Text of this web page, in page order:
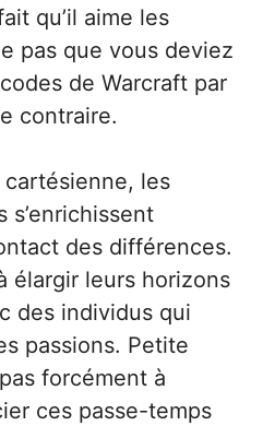
qu’il aime les
pas que vous deviez
de Warcraft par
contraire.
les
s’enrichissent
des différences.
élargir leurs horizons
des individus qui
passions. Petite
forcément à
ces passe-temps